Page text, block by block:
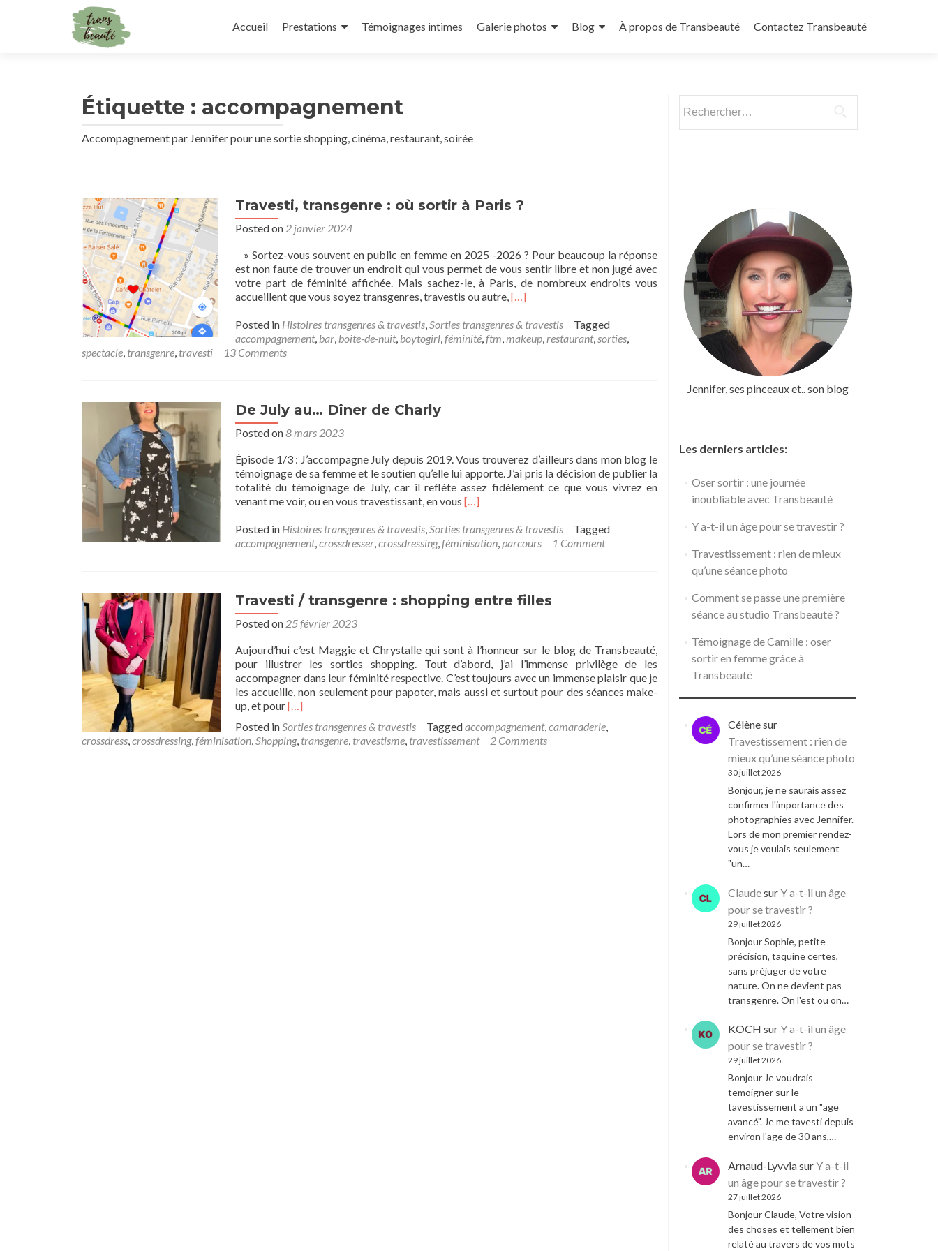
to
Accueil Prestations Témoignages intimes Galerie photos Blog À propos de Transbeauté Contactez Transbeauté
Étiquette : accompagnement
Accompagnement par Jennifer pour une sortie shopping, cinéma, restaurant, soirée
Travesti, transgenre : où sortir à Paris ?
Posted on 2 janvier 2024
» Sortez-vous souvent en public en femme en 2025 -2026 ? Pour beaucoup la réponse
est non faute de trouver un endroit qui vous permet de vous sentir libre et non jugé avec
votre part de féminité affichée. Mais sachez-le, à Paris, de nombreux endroits vous
accueillent que vous soyez transgenres, travestis ou autre,Read
about
Travesti,
[…]
Posted in Histoires transgenres & travestis,Sorties transgenres & travestis
Tagged
accompagnement, bar, boite-de-nuit, boytogirl,féminité,ftm,makeup,restaurant,sorties,
spectacle, transgenre, travesti 13 Comments
De July au… Dîner de Charly
Posted on8 mars 2023
Épisode 1/3 : J’accompagne July depuis 2019. Vous trouverez d’ailleurs dans mon blog le
témoignage de sa femme et le soutien qu’elle lui apporte. J’ai pris la décision de publier la
totalité du témoignage de July, car il reflète assez fidèlement ce que vous vivrez en
venant me voir, ou en vous travestissant, en vous Read
about
De
de
Charly
[…]
Posted in Histoires transgenres & travestis,Sorties transgenres & travestis
Tagged
accompagnement,crossdresser,crossdressing,féminisation,parcours 1 Comment
Travesti / transgenre : shopping entre filles
Posted on 25 février 2023
Aujourd’hui c’est Maggie et Chrystalle qui sont à l’honneur sur le blog de Transbeauté,
pour illustrer les sorties shopping. Tout d’abord, j’ai l’immense privilège de les
accompagner dans leur féminité respective. C’est toujours avec un immense plaisir que je
les accueille, non seulement pour papoter, mais aussi et surtout pour des séances make-
up, et pourRead
about
Travesti
[…]
Posted inSorties transgenres & travestis Taggedaccompagnement,camaraderie,
crossdress,crossdressing,féminisation,Shopping, transgenre, travestisme, travestissement 2 Comments
Jennifer, ses pinceaux et.. son blog
Les derniers articles:
Oser sortir : une journée
inoubliable avec Transbeauté
Y a-t-il un âge pour se travestir ?
Travestissement : rien de mieux
qu’une séance photo
Comment se passe une première
séance au studio Transbeauté ?
Témoignage de Camille : oser
sortir en femme grâce à
Transbeauté
Célènesur
Travestissement : rien de
mieux qu’une séance photo
30 juillet 2026
Bonjour, je ne saurais assez
confirmer l'importance des
photographies avec Jennifer.
Lors de mon premier rendez-
vous je voulais seulement
"un…
ClaudesurY a-t-il un âge
pour se travestir ?
29 juillet 2026
Bonjour Sophie, petite
précision, taquine certes,
sans préjuger de votre
nature. On ne devient pas
transgenre. On l'est ou on…
KOCH surY a-t-il un âge
pour se travestir ?
29 juillet 2026
Bonjour Je voudrais
temoigner sur le
tavestissement a un "age
avancé". Je me tavesti depuis
environ l'age de 30 ans,…
Arnaud-LyvviasurY a-t-il
un âge pour se travestir ?
27 juillet 2026
Bonjour Claude, Votre vision
des choses et tellement bien
relaté au travers de vos mots